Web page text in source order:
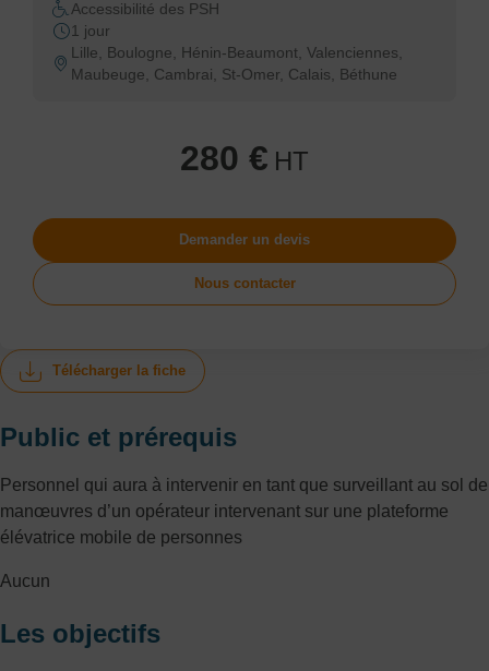
Télécharger la fiche
Public et prérequis
Personnel qui aura à intervenir en tant que surveillant au sol de
manœuvres d’un opérateur intervenant sur une plateforme
élévatrice mobile de personnes
Aucun
Les objectifs
Accessibilité des PSH
1 jour
Lille, Boulogne, Hénin-Beaumont, Valenciennes,
Maubeuge, Cambrai, St-Omer, Calais, Béthune
280 € HT
Demander un devis
Nous contacter